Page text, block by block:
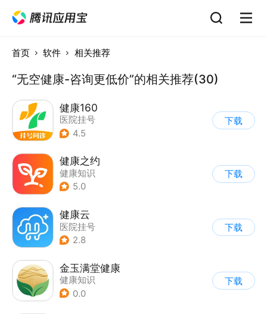
首页 软件 相关推荐
“无空健康-咨询更低价”的相关推荐(30)
健康160
医院挂号
4.5
下载
健康之约
健康知识
5.0
下载
健康云
医院挂号
2.8
下载
金玉满堂健康
健康知识
0.0
下载